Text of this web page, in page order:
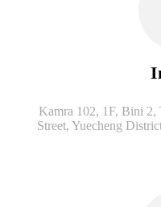
Kamra 102, 1F, Bini 2,
Street, Yuecheng